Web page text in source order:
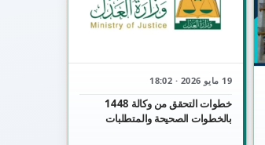
19 مايو 2026 · 18:02
خطوات التحقق من وكالة 1448
بالخطوات الصحيحة والمتطلبات